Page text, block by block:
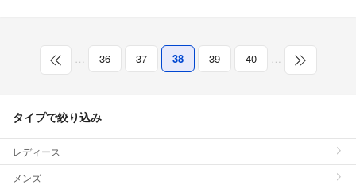
… 36 37 38 39 40 …
タイプで絞り込み
レディース
メンズ